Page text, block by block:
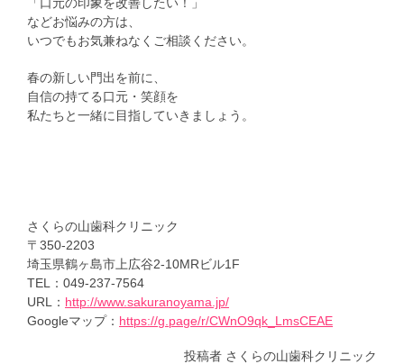
「口元の印象を改善したい！」
などお悩みの方は、
いつでもお気兼ねなくご相談ください。
春の新しい門出を前に、
自信の持てる口元・笑顔を
私たちと一緒に目指していきましょう。
さくらの山歯科クリニック
〒350-2203
埼玉県鶴ヶ島市上広谷2-10MRビル1F
TEL：049-237-7564
URL： http://www.sakuranoyama.jp/
Googleマップ： https://g.page/r/CWnO9qk_LmsCEAE
投稿者 さくらの山歯科クリニック